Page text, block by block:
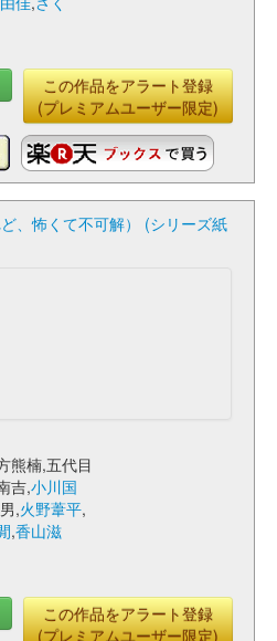
この作品をアラート登録
(プレミアムユーザー限定)
、怖くて不可解） (シリーズ紙
熊楠,五代目
吉,小川国
,火野葦平,
,香山滋
この作品をアラート登録
(プレミアムユーザー限定)